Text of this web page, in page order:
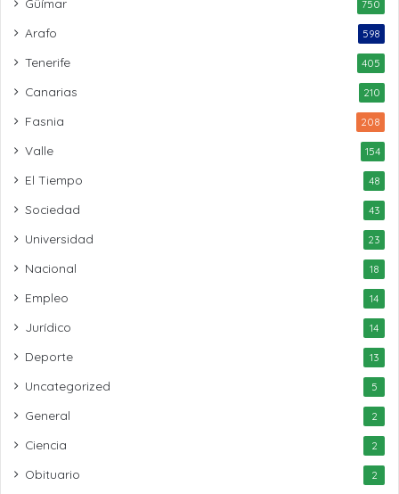
Güímar 750
Arafo 598
Tenerife 405
Canarias 210
Fasnia 208
Valle 154
El Tiempo 48
Sociedad 43
Universidad 23
Nacional 18
Empleo 14
Jurídico 14
Deporte 13
Uncategorized 5
General 2
Ciencia 2
Obituario 2